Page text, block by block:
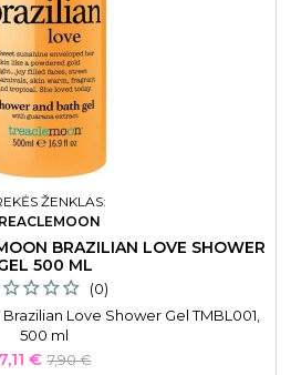
ŽENKLAS:
BRAZILIAN LOVE SHOWER
500 ML
(0)
Love Shower Gel TMBL001,
500 ml
Kaina
7,11 € Bazinė
7,90 €